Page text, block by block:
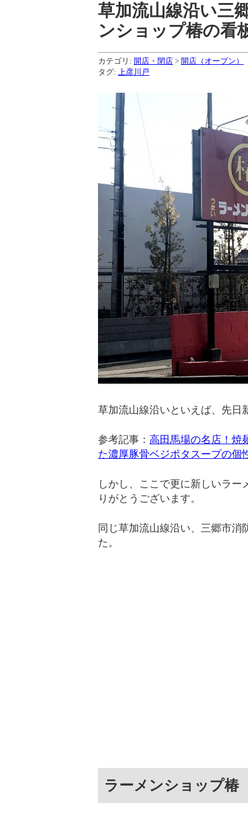
草加流山線沿い三
ンショップ椿の看
カテゴリ: 開店・閉店 > 開店（オープン）
タグ:
上彦川戸
草加流山線沿いといえば、先日
参考記事： 高田馬場の名店！焼
た濃厚豚骨ベジポタスープの個
しかし、ここで更に新しいラ
りがとうございます。
同じ草加流山線沿い、三郷市消
た。
ラーメンショップ椿